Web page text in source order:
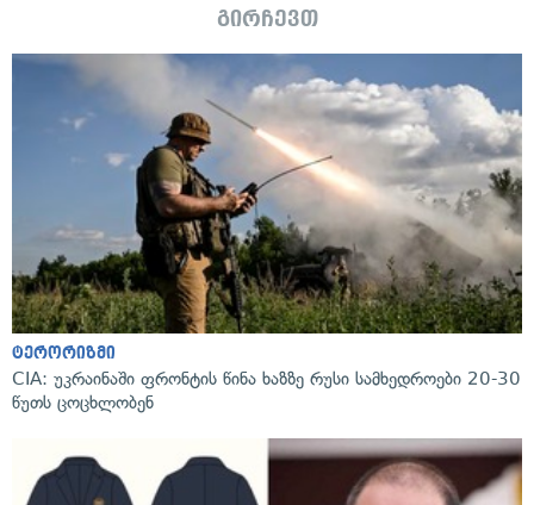
გირჩევთ
ტერორიზმი
CIA: უკრაინაში ფრონტის წინა ხაზზე რუსი სამხედროები 20-30
წუთს ცოცხლობენ